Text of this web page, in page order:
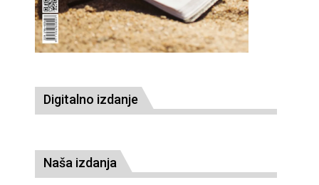
Digitalno izdanje
Naša izdanja